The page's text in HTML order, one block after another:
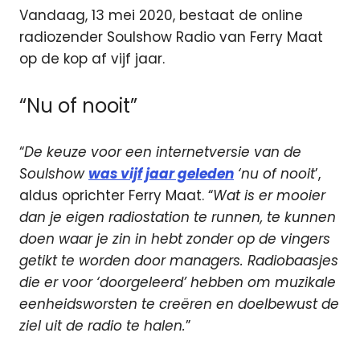
Vandaag, 13 mei 2020, bestaat de online
radiozender Soulshow Radio van Ferry Maat
op de kop af vijf jaar.
“Nu of nooit”
“De keuze voor een internetversie van de
Soulshow was vijf jaar geleden ‘nu of nooit’,
aldus oprichter Ferry Maat. “Wat is er mooier
dan je eigen radiostation te runnen, te kunnen
doen waar je zin in hebt zonder op de vingers
getikt te worden door managers. Radiobaasjes
die er voor ‘doorgeleerd’ hebben om muzikale
eenheidsworsten te creëren en doelbewust de
ziel uit de radio te halen.”